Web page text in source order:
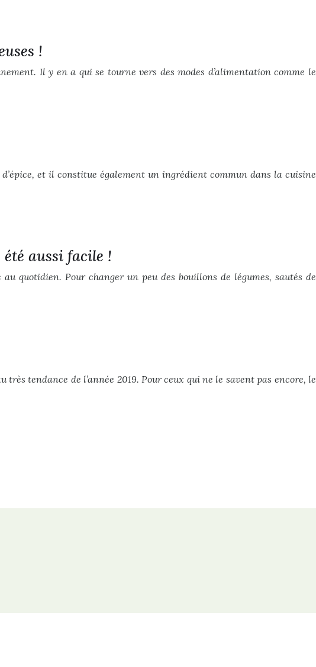
!
Il y en a qui se tourne vers des modes d’alimentation comme le
et il constitue également un ingrédient commun dans la cuisine
aussi facile !
quotidien. Pour changer un peu des bouillons de légumes, sautés de
tendance de l’année 2019. Pour ceux qui ne le savent pas encore, le